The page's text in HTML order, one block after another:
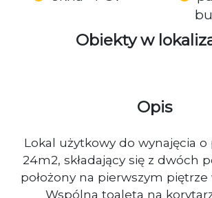
Obiekty w
Opis
Lokal użytkowy do wynajęcia
24m2, składający się z dwóch
położony na pierwszym piętrze
Wspólna toaleta na